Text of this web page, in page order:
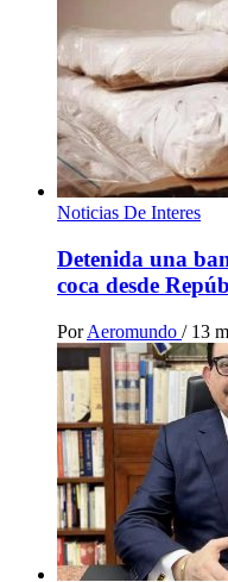
Noticias De Interes
Detenida una
coca desde
Por Aeromundo / 13